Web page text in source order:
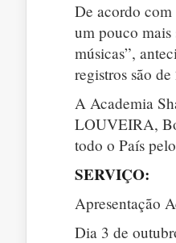
De acordo
um pouco mais
músicas”,
registros são
A Academia
LOUVEIRA,
todo o País
SERVIÇO:
Apresentação
Dia 3 de